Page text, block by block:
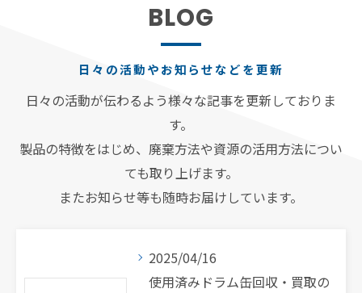
日々の活動やお知らせなどを更新
BLOG
日々の活動が伝わるよう様々な記事を更新しておりま
す。
製品の特徴をはじめ、廃棄方法や資源の活用方法につい
ても取り上げます。
またお知らせ等も随時お届けしています。
2025/04/16
使用済みドラム缶回収・買取の